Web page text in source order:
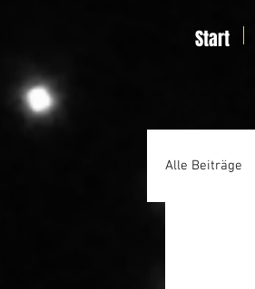
Start
Alle Beiträge